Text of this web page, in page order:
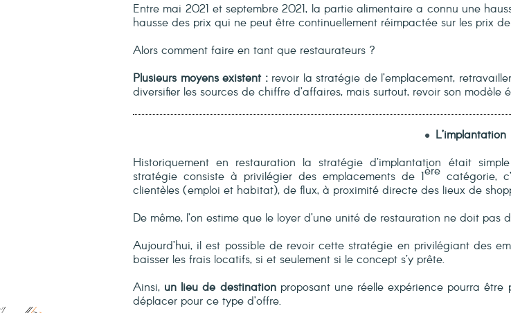
Entre mai 2021 et septembre 2021, la partie alimentaire a connu une
hausse des prix qui ne peut être continuellement réimpactée sur les prix
Alors comment faire en tant que restaurateurs ?
Plusieurs moyens existent :revoir la stratégie de l’emplacement,
diversifier les sources de chiffre d’affaires, mais surtout, revoir son modèle
L’implantation
Historiquement en restauration la stratégie d’implantation était simple
stratégie consiste à privilégier des emplacements de 1ère catégorie,
clientèles (emploi et habitat), de flux, à proximité directe des lieux de
De même, l’on estime que le loyer d’une unité de restauration ne doit pas
Aujourd’hui, il est possible de revoir cette stratégie en privilégiant des
baisser les frais locatifs, si et seulement si le concept s’y prête.
Ainsi, un lieu de destinationproposant une réelle expérience pourra
déplacer pour ce type d’offre.